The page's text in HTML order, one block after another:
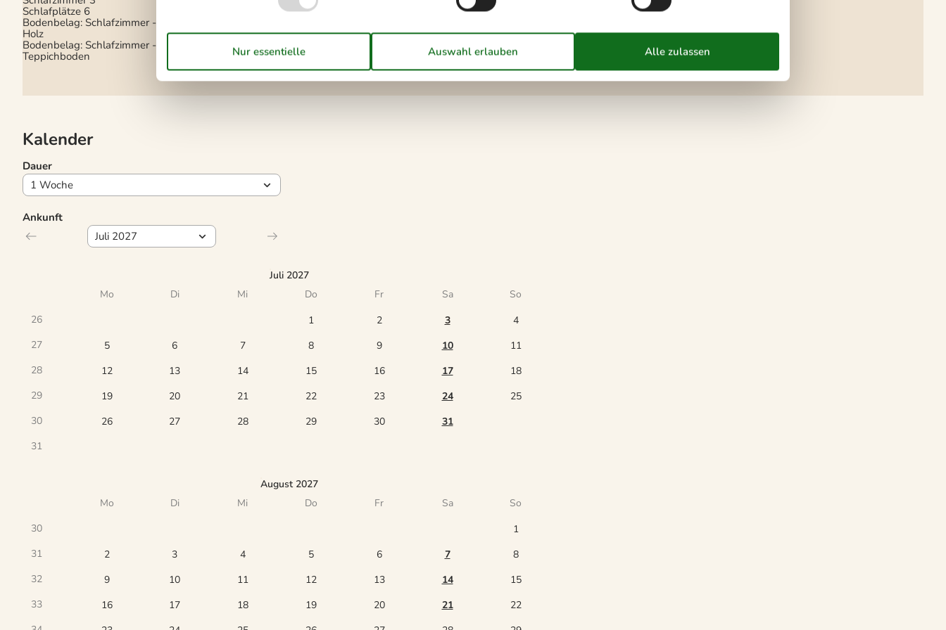
Schlafplätze 6
Bodenbelag: Schlafzimmer -
Holz
Bodenbelag: Schlafzimmer -
Teppichboden
Internet - Glasfaser
Fiberverbindung/Mbit 50
Kalender
Ankunft
Juli 2027
Mo
Di Mi Do Fr Sa
So
26
1 2 3
4
27
5 6 7 8 9 10
11
28
12 13 14 15 16 17
18
29
19 20 21 22 23 24
25
30
26 27 28 29 30
31
31
August 2027
Mo
Di Mi Do Fr Sa
So
30
1
31
2 3 4 5 6 7
8
32
9 10 11 12 13 14
15
33
16 17 18 19 20 21
22
Dauer